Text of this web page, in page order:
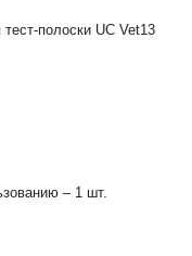
полоски UC Vet13
– 1 шт.